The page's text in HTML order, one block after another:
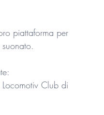
piattaforma per
Club di